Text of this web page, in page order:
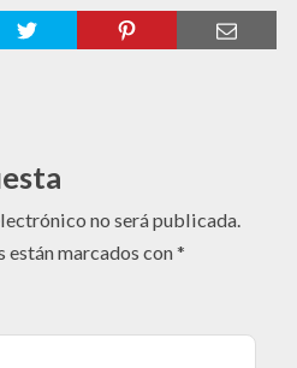
no será publicada.
marcados con*